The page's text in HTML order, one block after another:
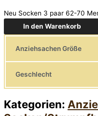
Neu Socken 3 paar 62-70
In den Warenkorb
Anziehsachen Größe
Geschlecht
Kategorien: